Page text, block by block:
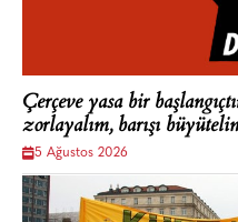
Çerçeve yasa bir
zorlayalım, barışı
5 Ağustos 2026